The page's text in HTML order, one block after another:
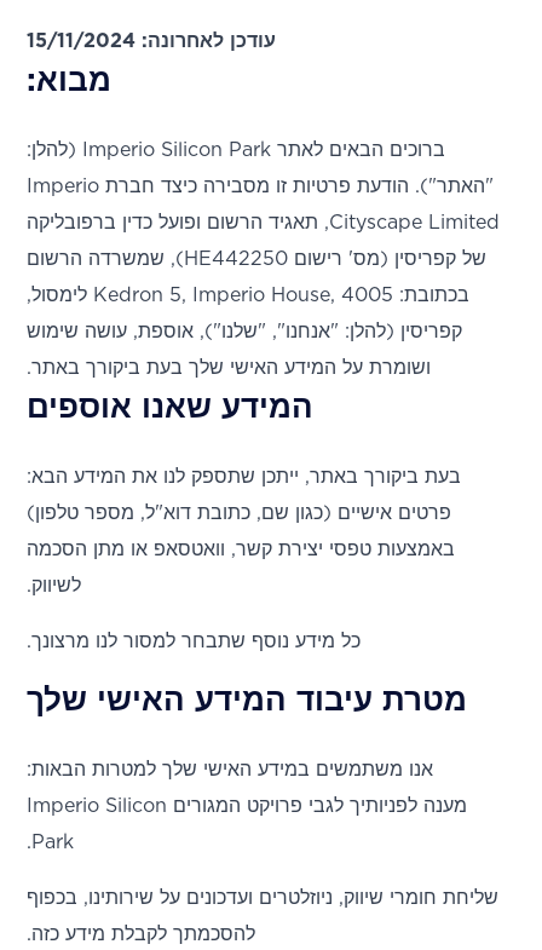
עודכן לאחרונה: 15/11/2024
מבוא:
ברוכים הבאים לאתר Imperio Silicon Park (להלן:
"האתר"). הודעת פרטיות זו מסבירה כיצד חברת Imperio
Cityscape Limited, תאגיד הרשום ופועל כדין ברפובליקה
של קפריסין (מס' רישום HE442250), שמשרדה הרשום
בכתובת: Kedron 5, Imperio House, 4005 לימסול,
קפריסין (להלן: "אנחנו", "שלנו"), אוספת, עושה שימוש
ושומרת על המידע האישי שלך בעת ביקורך באתר.
המידע שאנו אוספים
בעת ביקורך באתר, ייתכן שתספק לנו את המידע הבא:
פרטים אישיים (כגון שם, כתובת דוא"ל, מספר טלפון)
באמצעות טפסי יצירת קשר, וואטסאפ או מתן הסכמה
לשיווק.
כל מידע נוסף שתבחר למסור לנו מרצונך.
מטרת עיבוד המידע האישי שלך
אנו משתמשים במידע האישי שלך למטרות הבאות:
מענה לפניותיך לגבי פרויקט המגורים Imperio Silicon
Park.
שליחת חומרי שיווק, ניוזלטרים ועדכונים על שירותינו, בכפוף
להסכמתך לקבלת מידע כזה.